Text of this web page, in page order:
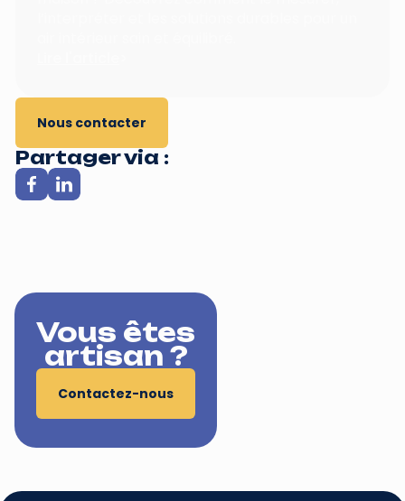
Nous contacter
Partager via :
Vous êtes
artisan ?
Contactez-nous